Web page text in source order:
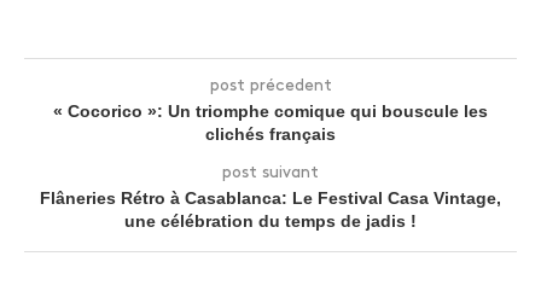
post précedent
« Cocorico »: Un triomphe comique qui bouscule les
clichés français
post suivant
Flâneries Rétro à Casablanca: Le Festival Casa Vintage,
une célébration du temps de jadis !